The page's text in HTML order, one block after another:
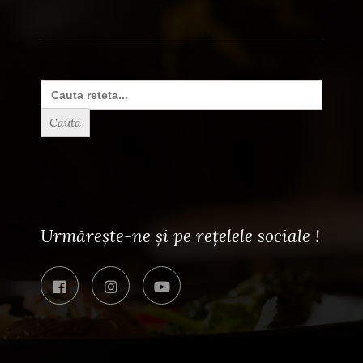
Search
for:
Urmărește-ne și pe rețelele sociale !